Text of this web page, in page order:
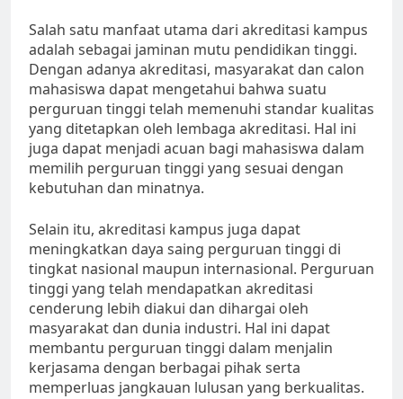
Salah satu manfaat utama dari akreditasi kampus
adalah sebagai jaminan mutu pendidikan tinggi.
Dengan adanya akreditasi, masyarakat dan calon
mahasiswa dapat mengetahui bahwa suatu
perguruan tinggi telah memenuhi standar kualitas
yang ditetapkan oleh lembaga akreditasi. Hal ini
juga dapat menjadi acuan bagi mahasiswa dalam
memilih perguruan tinggi yang sesuai dengan
kebutuhan dan minatnya.
Selain itu, akreditasi kampus juga dapat
meningkatkan daya saing perguruan tinggi di
tingkat nasional maupun internasional. Perguruan
tinggi yang telah mendapatkan akreditasi
cenderung lebih diakui dan dihargai oleh
masyarakat dan dunia industri. Hal ini dapat
membantu perguruan tinggi dalam menjalin
kerjasama dengan berbagai pihak serta
memperluas jangkauan lulusan yang berkualitas.